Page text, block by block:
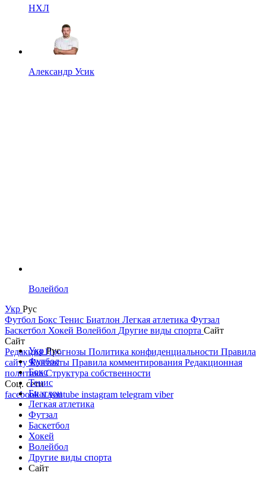
НХЛ
Александр Усик
Волейбол
Укр Рус
Футбол Бокс Тенис Биатлон Легкая атлетика Футзал
Баскетбол Хокей Волейбол Другие виды спорта Сайт
Сайт
РедакцияПрогнозы Политика конфиденциальности Правила
сайтуКонтакты Правила комментирования Редакционная
политикаСтруктура собственности
Соц. сети
facebookxyoutube instagram telegram viber
УкрРус
Футбол
Бокс
Тенис
Биатлон
Легкая атлетика
Футзал
Баскетбол
Хокей
Волейбол
Другие виды спорта
Сайт